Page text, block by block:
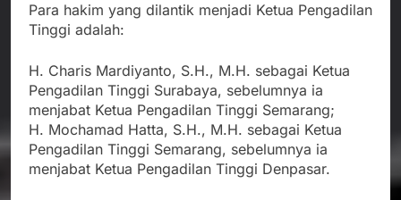
Para hakim yang dilantik menjadi Ketua Pengadilan
Tinggi adalah:
H. Charis Mardiyanto, S.H., M.H. sebagai Ketua
Pengadilan Tinggi Surabaya, sebelumnya ia
menjabat Ketua Pengadilan Tinggi Semarang;
H. Mochamad Hatta, S.H., M.H. sebagai Ketua
Pengadilan Tinggi Semarang, sebelumnya ia
menjabat Ketua Pengadilan Tinggi Denpasar.